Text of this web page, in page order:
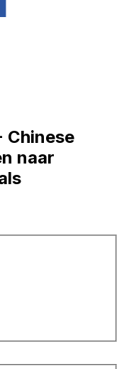
Chinese
naar